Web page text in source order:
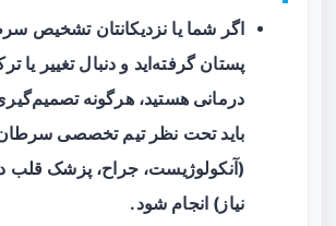
اگر شما یا نزدیکانتان تشخیص
پستان گرفته‌اید و دنبال تغییر یا
درمانی هستید،هرگونه
باید تحت نظر تیم تخصصی
(آنکولوژیست، جراح، پزشک
نیاز) انجام شود.